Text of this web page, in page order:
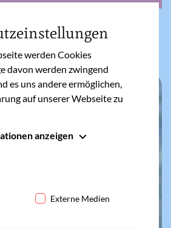
werden Cookies
davon werden zwingend
es uns andere ermöglichen,
auf unserer Webseite zu
benötigt. Dadurch ist
die Webseite einwandfrei
anzeigen
Externe Medien